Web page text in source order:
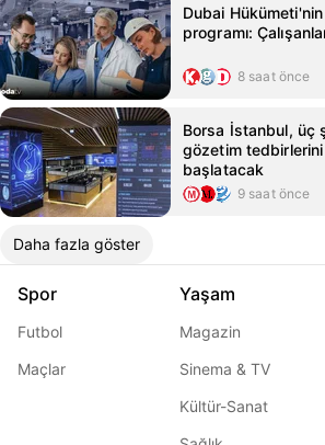
Dubai Hükümeti'nin
programı:
8 saat önce
Borsa İstanbul, üç
gözetim
başlatacak
9 saat önce
Daha fazla göster
Spor
Futbol
Maçlar
Yaşam
Magazin
Sinema & TV
Kültür-Sanat